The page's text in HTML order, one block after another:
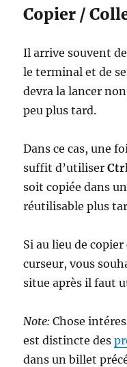
Copier /
Il arrive souvent
le terminal et de
devra la lancer
peu plus tard.
Dans ce cas, une
suffit d’utiliser
soit copiée dans
réutilisable plus
Si au lieu de
curseur, vous
situe après il faut
Note: Chose
est distincte des
dans un billet